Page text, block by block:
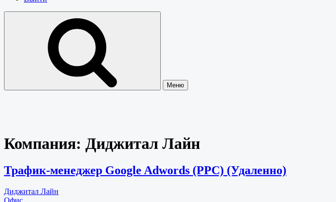
Меню
Компания: Диджитал Лайн
Трафик-менеджер Google Adwords (PPC) (Удаленно)
Диджитал Лайн
Офис